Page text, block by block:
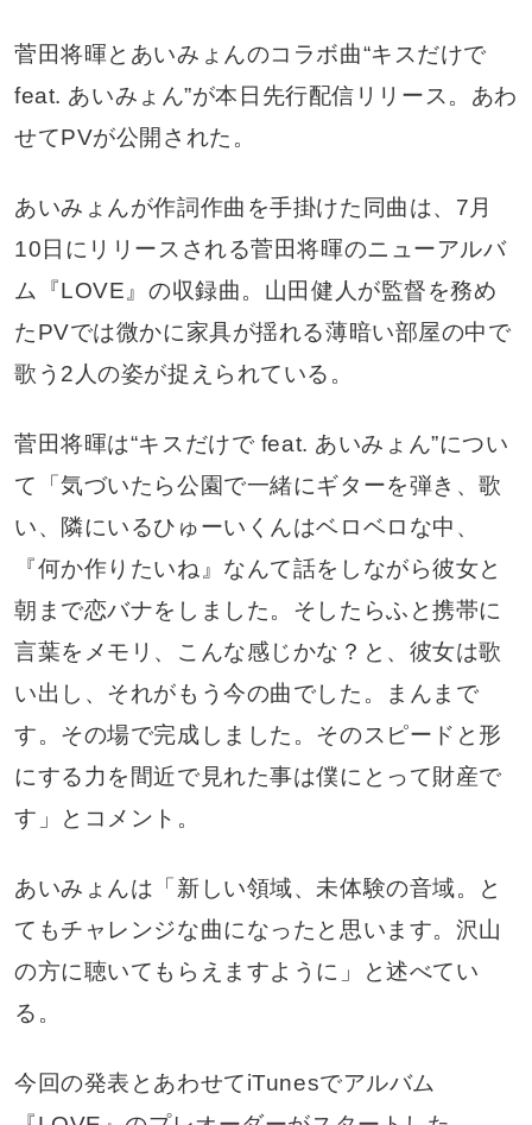
菅田将暉とあいみょんのコラボ曲“キスだけで
feat. あいみょん”が本日先行配信リリース。あわ
せてPVが公開された。
あいみょんが作詞作曲を手掛けた同曲は、7月
10日にリリースされる菅田将暉のニューアルバ
ム『LOVE』の収録曲。山田健人が監督を務め
たPVでは微かに家具が揺れる薄暗い部屋の中で
歌う2人の姿が捉えられている。
菅田将暉は“キスだけで feat. あいみょん”につい
て「気づいたら公園で一緒にギターを弾き、歌
い、隣にいるひゅーいくんはベロベロな中、
『何か作りたいね』なんて話をしながら彼女と
朝まで恋バナをしました。そしたらふと携帯に
言葉をメモリ、こんな感じかな？と、彼女は歌
い出し、それがもう今の曲でした。まんまで
す。その場で完成しました。そのスピードと形
にする力を間近で見れた事は僕にとって財産で
す」とコメント。
あいみょんは「新しい領域、未体験の音域。と
てもチャレンジな曲になったと思います。沢山
の方に聴いてもらえますように」と述べてい
る。
今回の発表とあわせてiTunesでアルバム